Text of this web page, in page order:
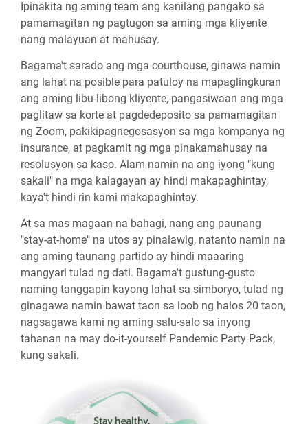
Ipinakita ng aming team ang kanilang pangako sa
pamamagitan ng pagtugon sa aming mga kliyente
nang malayuan at mahusay.
Bagama't sarado ang mga courthouse, ginawa namin
ang lahat na posible para patuloy na mapaglingkuran
ang aming libu-libong kliyente, pangasiwaan ang mga
paglitaw sa korte at pagdedeposito sa pamamagitan
ng Zoom, pakikipagnegosasyon sa mga kompanya ng
insurance, at pagkamit ng mga pinakamahusay na
resolusyon sa kaso. Alam namin na ang iyong "kung
sakali" na mga kalagayan ay hindi makapaghintay,
kaya't hindi rin kami makapaghintay.
At sa mas magaan na bahagi, nang ang paunang
"stay-at-home" na utos ay pinalawig, natanto namin na
ang aming taunang partido ay hindi maaaring
mangyari tulad ng dati. Bagama't gustung-gusto
naming tanggapin kayong lahat sa simboryo, tulad ng
ginagawa namin bawat taon sa loob ng halos 20 taon,
nagsagawa kami ng aming salu-salo sa inyong
tahanan na may do-it-yourself Pandemic Party Pack,
kung sakali.